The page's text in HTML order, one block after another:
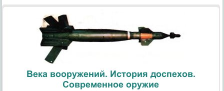
Века вооружений. История доспехов.
Современное оружие